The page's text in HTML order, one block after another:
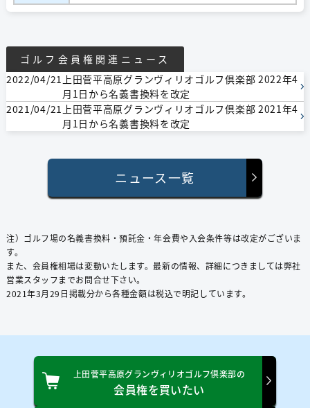
ゴルフ会員権関連ニュース
2022/04/21 上田菅平高原グランヴィリオゴルフ倶楽部 2022年4
月1日から名義書換料を改定
2021/04/21 上田菅平高原グランヴィリオゴルフ倶楽部 2021年4
月1日から名義書換料を改定
ニュース一覧
注）ゴルフ場の名義書換料・預託⾦・年会費や⼊会条件等は改定がございま
す。
また、会員権相場は変動いたします。最新の情報、詳細につきましては弊社
営業スタッフまでお問合せ下さい。
2021年3⽉29⽇掲載分から各種⾦額は税込で明記しています。
上田菅平高原グランヴィリオゴルフ倶楽部の
会員権を買いたい